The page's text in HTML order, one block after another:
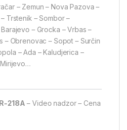
– Zemun – Nova Pazova –
Trstenik – Sombor –
– Grocka – Vrbas –
– Obrenovac – Sopot – Surčin
– Ada – Kaludjerica –
218А – Video nadzor – Cena